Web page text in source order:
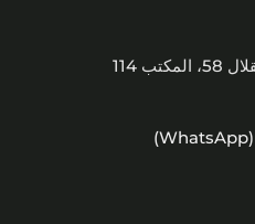
114